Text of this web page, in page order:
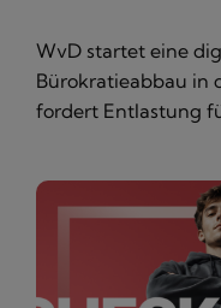
WvD startet eine
Bürokratieabbau in
fordert Entlastung